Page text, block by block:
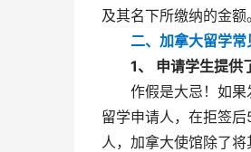
及其名下所缴纳的金额
二、加拿大留学常
1、 申请学生提供
作假是大忌！如果发
留学申请人，在拒签
人，加拿大使馆除了